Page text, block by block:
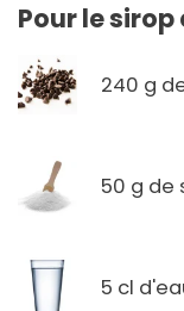
Pour le
240 g
50 g de
5 cl